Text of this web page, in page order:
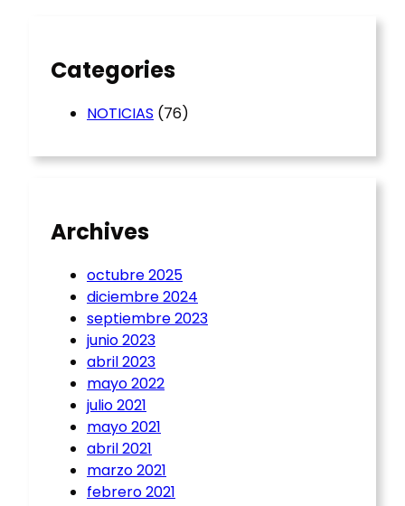
Categories
NOTICIAS (76)
Archives
octubre 2025
diciembre 2024
septiembre 2023
junio 2023
abril 2023
mayo 2022
julio 2021
mayo 2021
abril 2021
marzo 2021
febrero 2021